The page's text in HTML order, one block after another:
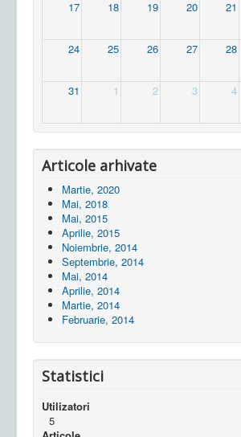
17 18 19 20 21
24 25 26 27 28
31 1 2 3 4
Articole arhivate
Martie, 2020
Mai, 2018
Mai, 2015
Aprilie, 2015
Noiembrie, 2014
Septembrie, 2014
Mai, 2014
Aprilie, 2014
Martie, 2014
Februarie, 2014
Statistici
Utilizatori
5